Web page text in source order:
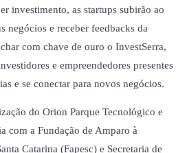
investimento, as startups subirão ao
negócios e receber feedbacks da
com chave de ouro o InvestSerra,
e empreendedores presentes
e se conectar para novos negócios.
do Orion Parque Tecnológico e
com a Fundação de Amparo à
Catarina (Fapesc) e Secretaria de